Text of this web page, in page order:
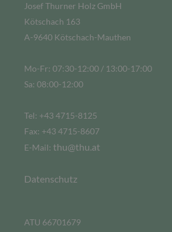
Josef Thurner Holz GmbH
Kötschach 163
A-9640 Kötschach-Mauthen
Mo-Fr: 07:30-12:00 / 13:00-17:00
Sa: 08:00-12:00
Tel: +43 4715-8125
Fax: +43 4715-8607
E-Mail: thu@thu.at
Datenschutz
ATU 66701679